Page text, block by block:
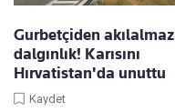
Gurbetçiden akılalmaz
dalgınlık! Karısını
Hırvatistan'da unuttu
Kaydet